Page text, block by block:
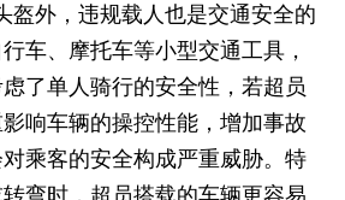
盔外，违规载人也是交通安全的
车、摩托车等小型交通工具，
了单人骑行的安全性，若超员
响车辆的操控性能，增加事故
乘客的安全构成严重威胁。特
弯时，超员搭载的车辆更容易